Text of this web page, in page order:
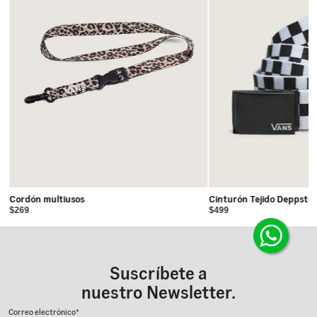
Cordón multiusos
$269
Cinturón Tejido Deppster
$499
Suscríbete a
nuestro Newsletter.
Correo electrónico*